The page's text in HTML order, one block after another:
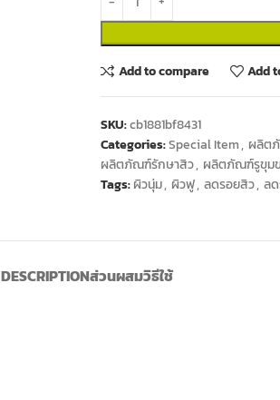
Add to compare
Add
SKU:cb1881bf8431
Categories:Special Item, ผลิต
ผลิตภัณฑ์รักษาสิว, ผลิตภัณฑ์รูขุม
Tags:ผิวนุ่ม, ผิวฟู, ลดรอยสิว, ล
DESCRIPTIONส่วนผสมวิธีใช้